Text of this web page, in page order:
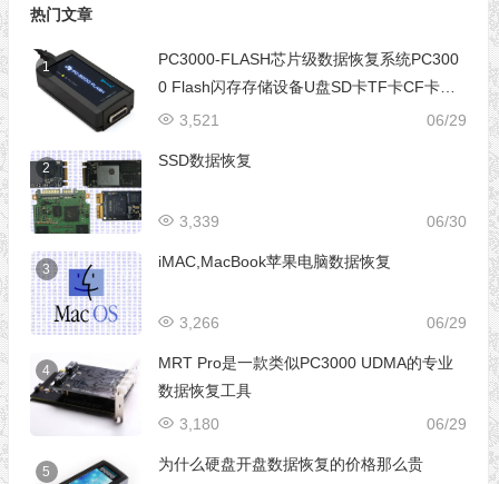
热门文章
1
PC3000-FLASH芯片级数据恢复系统PC300
0 Flash闪存存储设备U盘SD卡TF卡CF卡芯
片级数据恢复设备
06/29
3,521
2 SSD数据恢复
06/30
3,339
3 iMAC,MacBook苹果电脑数据恢复
06/29
3,266
4
MRT Pro是一款类似PC3000 UDMA的专业
数据恢复工具
06/29
3,180
5 为什么硬盘开盘数据恢复的价格那么贵